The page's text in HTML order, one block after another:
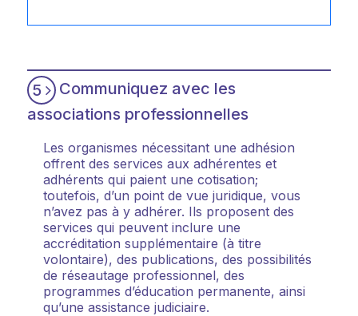
5
Communiquez avec les
associations professionnelles
Les organismes nécessitant une adhésion
offrent des services aux adhérentes et
adhérents qui paient une cotisation;
toutefois, d’un point de vue juridique, vous
n’avez pas à y adhérer. Ils proposent des
services qui peuvent inclure une
accréditation supplémentaire (à titre
volontaire), des publications, des possibilités
de réseautage professionnel, des
programmes d’éducation permanente, ainsi
qu’une assistance judiciaire.